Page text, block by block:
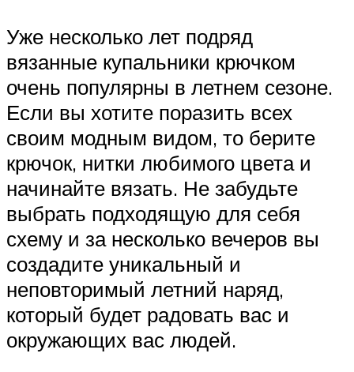
Уже несколько лет подряд
вязанные купальники крючком
очень популярны в летнем сезоне.
Если вы хотите поразить всех
своим модным видом, то берите
крючок, нитки любимого цвета и
начинайте вязать. Не забудьте
выбрать подходящую для себя
схему и за несколько вечеров вы
создадите уникальный и
неповторимый летний наряд,
который будет радовать вас и
окружающих вас людей.